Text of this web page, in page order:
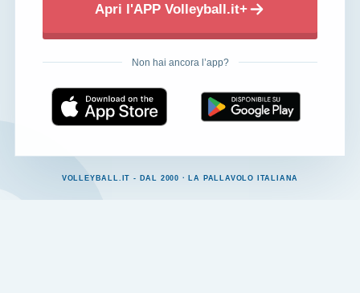
Apri l'APP Volleyball.it+
Non hai ancora l’app?
VOLLEYBALL.IT - DAL 2000 · LA PALLAVOLO ITALIANA